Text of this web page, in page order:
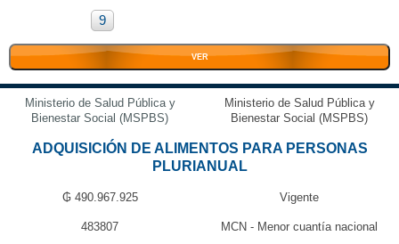
9
VER
Ministerio de Salud Pública y
Bienestar Social (MSPBS)
Ministerio de Salud Pública y
Bienestar Social (MSPBS)
ADQUISICIÓN DE ALIMENTOS PARA PERSONAS
PLURIANUAL
₲ 490.967.925 Vigente
483807 MCN - Menor cuantía nacional